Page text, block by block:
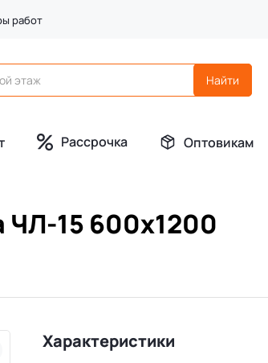
работ
Рассрочка Оптовикам
ЧЛ-15 600х1200
Характеристики